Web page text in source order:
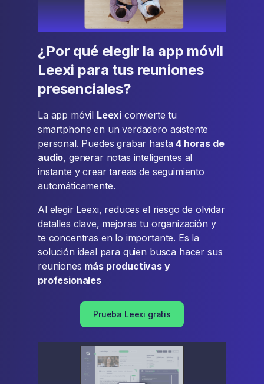
¿Por qué elegir la app móvil
Leexi para tus reuniones
presenciales?
La app móvil Leexi convierte tu
smartphone en un verdadero asistente
personal. Puedes grabar hasta4 horas de
audio, generar notas inteligentes al
instante y crear tareas de seguimiento
automáticamente.
Al elegir Leexi, reduces el riesgo de olvidar
detalles clave, mejoras tu organización y
te concentras en lo importante. Es la
solución ideal para quien busca hacer sus
reuniones más productivas y
profesionales
Prueba Leexi gratis